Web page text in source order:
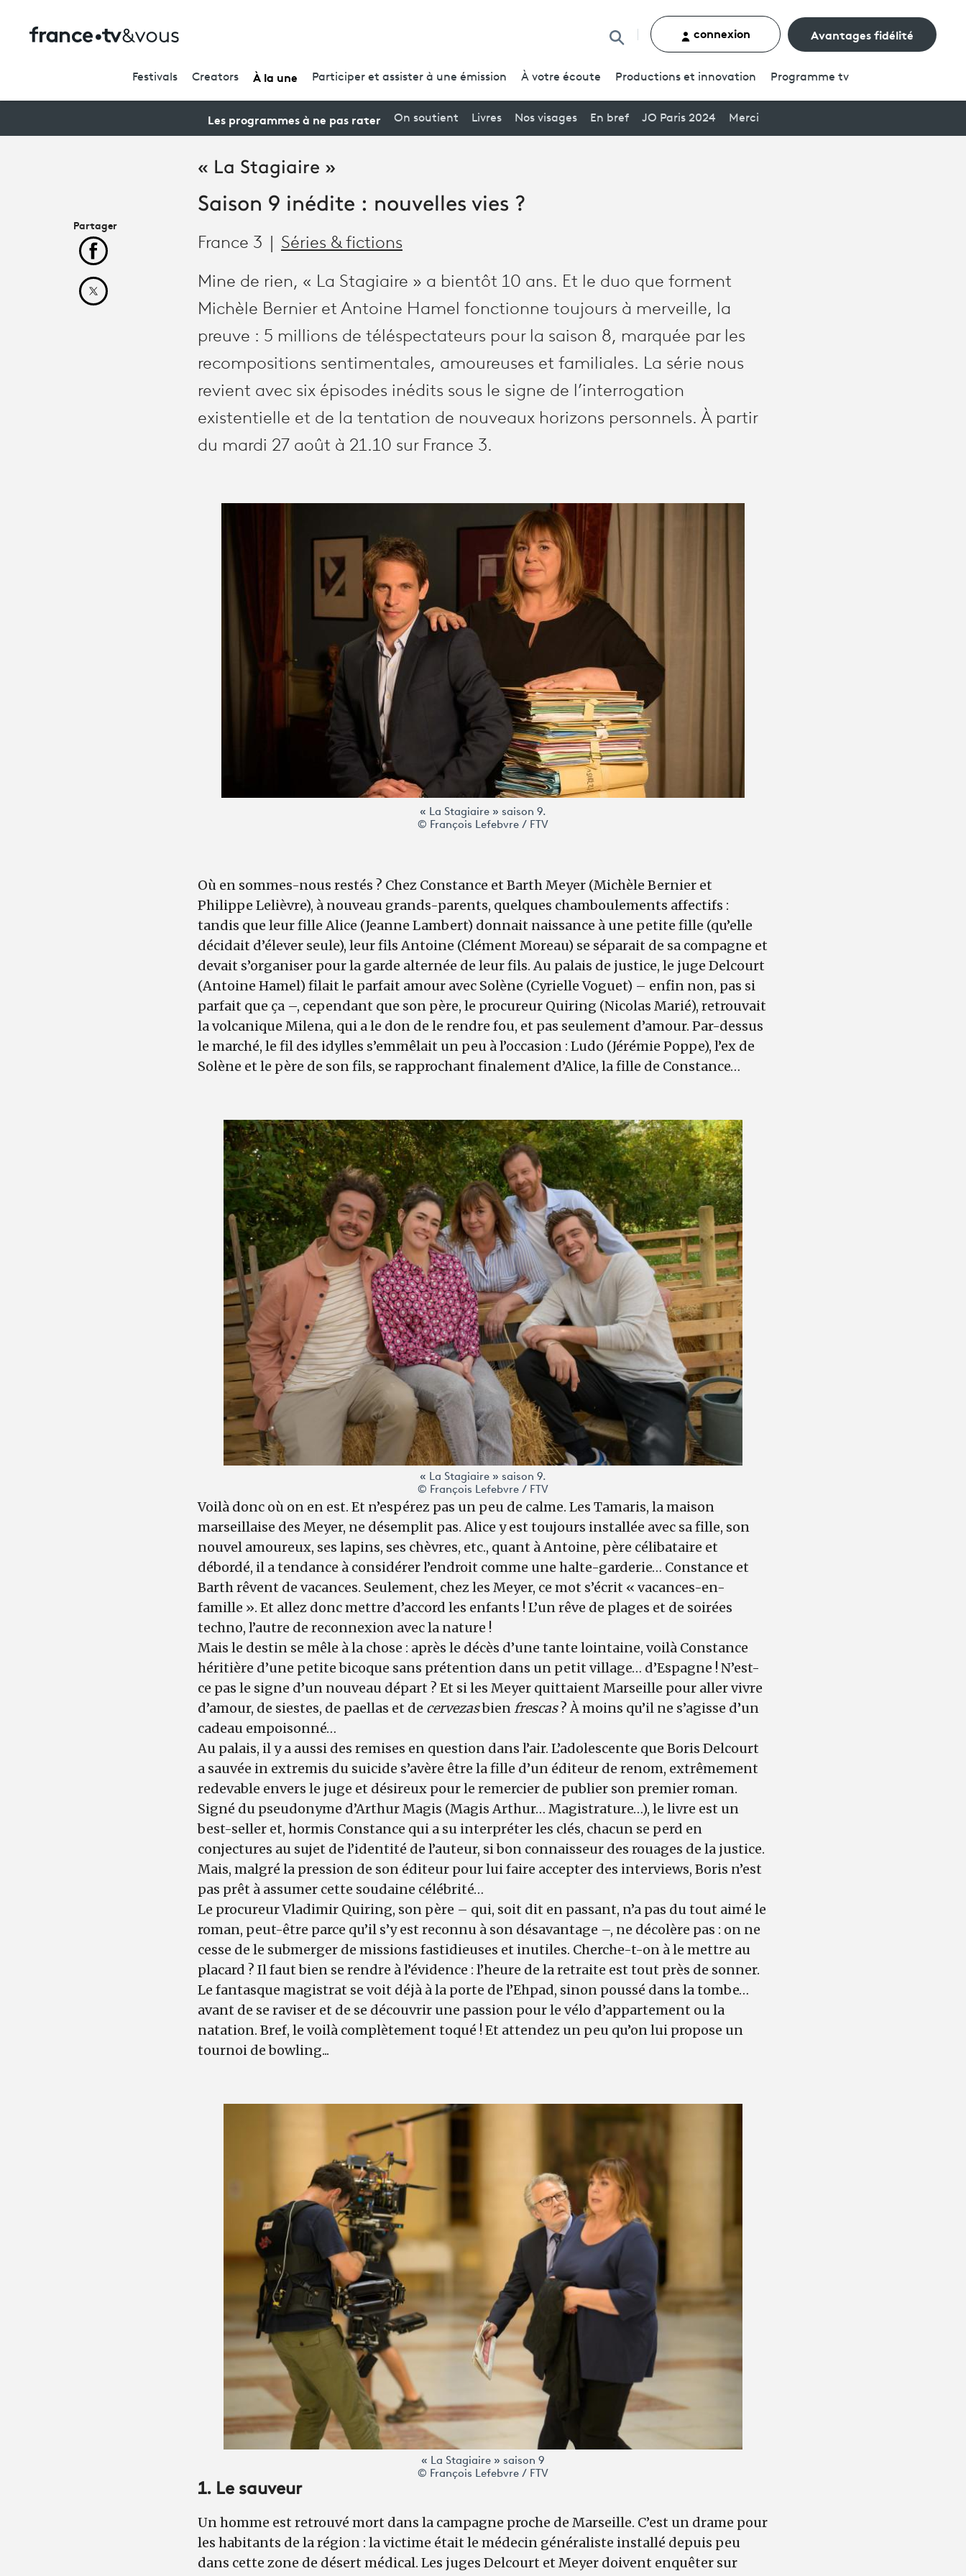
Rechercher un contenu
connexion Avantages fidélité
Festivals Creators À la une Participer et assister à une émission À votre écoute Productions et innovation Programme tv
Les programmes à ne pas rater On soutient Livres Nos visages En bref JO Paris 2024 Merci
« La Stagiaire »
Saison 9 inédite : nouvelles vies ?
France 3 Séries & fictions
Mine de rien, « La Stagiaire » a bientôt 10 ans. Et le duo que forment
Michèle Bernier et Antoine Hamel fonctionne toujours à merveille, la
preuve : 5 millions de téléspectateurs pour la saison 8, marquée par les
recompositions sentimentales, amoureuses et familiales. La série nous
revient avec six épisodes inédits sous le signe de l’interrogation
existentielle et de la tentation de nouveaux horizons personnels. À partir
du mardi 27 août à 21.10 sur France 3.
« La Stagiaire » saison 9.
© François Lefebvre / FTV
Où en sommes-nous restés ? Chez Constance et Barth Meyer (Michèle Bernier et
Philippe Lelièvre), à nouveau grands-parents, quelques chamboulements affectifs :
tandis que leur fille Alice (Jeanne Lambert) donnait naissance à une petite fille (qu’elle
décidait d’élever seule), leur fils Antoine (Clément Moreau) se séparait de sa compagne et
devait s’organiser pour la garde alternée de leur fils. Au palais de justice, le juge Delcourt
(Antoine Hamel) filait le parfait amour avec Solène (Cyrielle Voguet) – enfin non, pas si
parfait que ça –, cependant que son père, le procureur Quiring (Nicolas Marié), retrouvait
la volcanique Milena, qui a le don de le rendre fou, et pas seulement d’amour. Par-dessus
le marché, le fil des idylles s’emmêlait un peu à l’occasion : Ludo (Jérémie Poppe), l’ex de
Solène et le père de son fils, se rapprochant finalement d’Alice, la fille de Constance…
« La Stagiaire » saison 9.
© François Lefebvre / FTV
Voilà donc où on en est. Et n’espérez pas un peu de calme. Les Tamaris, la maison
marseillaise des Meyer, ne désemplit pas. Alice y est toujours installée avec sa fille, son
nouvel amoureux, ses lapins, ses chèvres, etc., quant à Antoine, père célibataire et
débordé, il a tendance à considérer l’endroit comme une halte-garderie… Constance et
Barth rêvent de vacances. Seulement, chez les Meyer, ce mot s’écrit « vacances-en-
famille ». Et allez donc mettre d’accord les enfants ! L’un rêve de plages et de soirées
techno, l’autre de reconnexion avec la nature !
Mais le destin se mêle à la chose : après le décès d’une tante lointaine, voilà Constance
héritière d’une petite bicoque sans prétention dans un petit village… d’Espagne ! N’est-
ce pas le signe d’un nouveau départ ? Et si les Meyer quittaient Marseille pour aller vivre
d’amour, de siestes, de paellas et de cervezasbienfrescas? À moins qu’il ne s’agisse d’un
cadeau empoisonné…
Au palais, il y a aussi des remises en question dans l’air. L’adolescente que Boris Delcourt
a sauvée in extremis du suicide s’avère être la fille d’un éditeur de renom, extrêmement
redevable envers le juge et désireux pour le remercier de publier son premier roman.
Signé du pseudonyme d’Arthur Magis (Magis Arthur… Magistrature…), le livre est un
best-seller et, hormis Constance qui a su interpréter les clés, chacun se perd en
conjectures au sujet de l’identité de l’auteur, si bon connaisseur des rouages de la justice.
Mais, malgré la pression de son éditeur pour lui faire accepter des interviews, Boris n’est
pas prêt à assumer cette soudaine célébrité…
Le procureur Vladimir Quiring, son père – qui, soit dit en passant, n’a pas du tout aimé le
roman, peut-être parce qu’il s’y est reconnu à son désavantage –, ne décolère pas : on ne
cesse de le submerger de missions fastidieuses et inutiles. Cherche-t-on à le mettre au
placard ? Il faut bien se rendre à l’évidence : l’heure de la retraite est tout près de sonner.
Le fantasque magistrat se voit déjà à la porte de l’Ehpad, sinon poussé dans la tombe…
avant de se raviser et de se découvrir une passion pour le vélo d’appartement ou la
natation. Bref, le voilà complètement toqué ! Et attendez un peu qu’on lui propose un
tournoi de bowling...
« La Stagiaire » saison 9
© François Lefebvre / FTV
1. Le sauveur
Un homme est retrouvé mort dans la campagne proche de Marseille. C’est un drame pour
les habitants de la région : la victime était le médecin généraliste installé depuis peu
dans cette zone de désert médical. Les juges Delcourt et Meyer doivent enquêter sur
Partager
Partager cet article sur Facebook
Partager cet article sur X